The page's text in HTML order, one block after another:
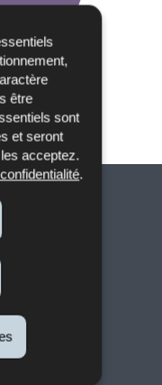
être
sont
et seront
acceptez.
.